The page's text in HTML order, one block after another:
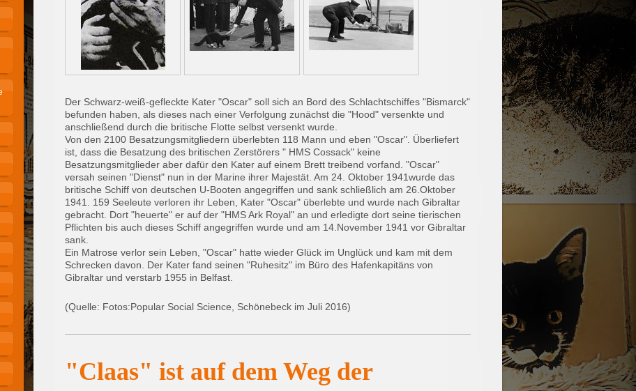
Der Schwarz-weiß-gefleckte Kater "Oscar" soll sich an Bord des Schlachtschiffes "Bismarck"
befunden haben, als dieses nach einer Verfolgung zunächst die "Hood" versenkte und
anschließend durch die britische Flotte selbst versenkt wurde.
Von den 2100 Besatzungsmitgliedern überlebten 118 Mann und eben "Oscar". Überliefert
ist, dass die Besatzung des britischen Zerstörers " HMS Cossack" keine
Besatzungsmitglieder aber dafür den Kater auf einem Brett treibend vorfand. "Oscar"
versah seinen "Dienst" nun in der Marine ihrer Majestät. Am 24. Oktober 1941wurde das
britische Schiff von deutschen U-Booten angegriffen und sank schließlich am 26.Oktober
1941. 159 Seeleute verloren ihr Leben, Kater "Oscar" überlebte und wurde nach Gibraltar
gebracht. Dort "heuerte" er auf der "HMS Ark Royal" an und erledigte dort seine tierischen
Pflichten bis auch dieses Schiff angegriffen wurde und am 14.November 1941 vor Gibraltar
sank.
Ein Matrose verlor sein Leben, "Oscar" hatte wieder Glück im Unglück und kam mit dem
Schrecken davon. Der Kater fand seinen "Ruhesitz" im Büro des Hafenkapitäns von
Gibraltar und verstarb 1955 in Belfast.
(Quelle: Fotos:Popular Social Science, Schönebeck im Juli 2016)
"Claas" ist auf dem Weg der